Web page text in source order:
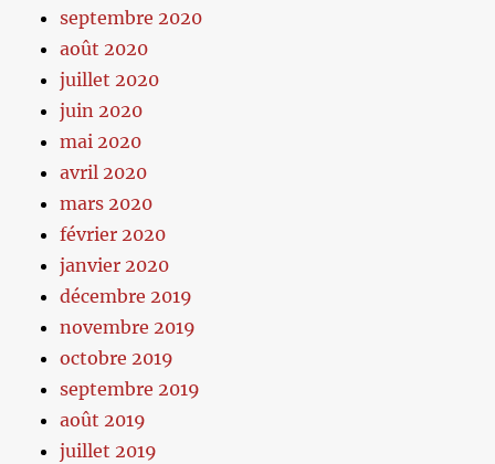
septembre 2020
août 2020
juillet 2020
juin 2020
mai 2020
avril 2020
mars 2020
février 2020
janvier 2020
décembre 2019
novembre 2019
octobre 2019
septembre 2019
août 2019
juillet 2019